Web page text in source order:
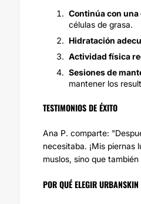
Continúa con
células de grasa.
Hidratación
Actividad física
Sesiones de
mantener los
TESTIMONIOS DE ÉXITO
Ana P. comparte:
necesitaba. ¡Mis
muslos, sino que
POR QUÉ ELEGIR